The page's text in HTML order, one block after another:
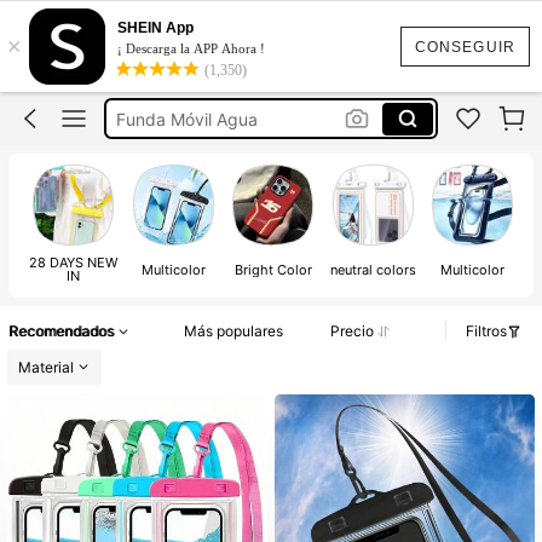
CONSEGUIR
×
SHEIN App
¡ Descarga la APP Ahora !
(1,350)
Funda Acuatica Iphone
Funda Impermeable Movil
Funda Móvil Agua
Funda Agua Móvil
Funda Acuatica Iphone
28 DAYS NEW
IN Multicolor Bright Color neutral colors Multicolor
Recomendados Más populares Precio
Filtros
Material